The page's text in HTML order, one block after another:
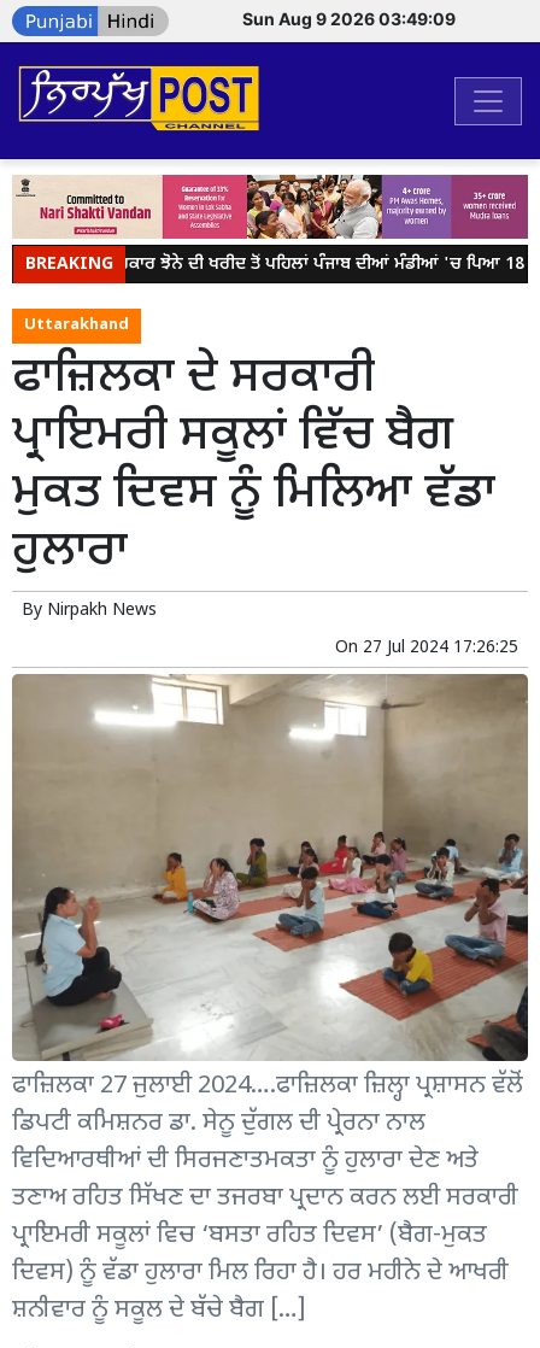
Sun Aug 9 2026 03:49:09
BREAKING
ਕੇਂਦਰ ਸਰਕਾਰ ਝੋਨੇ ਦੀ ਖਰੀਦ ਤੋਂ ਪਹਿਲਾਂ ਪੰਜਾਬ ਦੀਆਂ ਮੰਡੀਆਂ 'ਚ ਪਿਆ 18
Uttarakhand
ਫਾਜ਼ਿਲਕਾ ਦੇ ਸਰਕਾਰੀ
ਪ੍ਰਾਇਮਰੀ ਸਕੂਲਾਂ ਵਿੱਚ ਬੈਗ
ਮੁਕਤ ਦਿਵਸ ਨੂੰ ਮਿਲਿਆ ਵੱਡਾ
ਹੁਲਾਰਾ
By Nirpakh News
On 27 Jul 2024 17:26:25
ਫਾਜ਼ਿਲਕਾ 27 ਜੁਲਾਈ 2024….ਫਾਜ਼ਿਲਕਾ ਜ਼ਿਲ੍ਹਾ ਪ੍ਰਸ਼ਾਸਨ ਵੱਲੋਂ
ਡਿਪਟੀ ਕਮਿਸ਼ਨਰ ਡਾ. ਸੇਨੂ ਦੁੱਗਲ ਦੀ ਪ੍ਰੇਰਨਾ ਨਾਲ
ਵਿਦਿਆਰਥੀਆਂ ਦੀ ਸਿਰਜਣਾਤਮਕਤਾ ਨੂੰ ਹੁਲਾਰਾ ਦੇਣ ਅਤੇ
ਤਣਾਅ ਰਹਿਤ ਸਿੱਖਣ ਦਾ ਤਜਰਬਾ ਪ੍ਰਦਾਨ ਕਰਨ ਲਈ ਸਰਕਾਰੀ
ਪ੍ਰਾਇਮਰੀ ਸਕੂਲਾਂ ਵਿਚ ‘ਬਸਤਾ ਰਹਿਤ ਦਿਵਸ’ (ਬੈਗ-ਮੁਕਤ
ਦਿਵਸ) ਨੂੰ ਵੱਡਾ ਹੁਲਾਰਾ ਮਿਲ ਰਿਹਾ ਹੈ। ਹਰ ਮਹੀਨੇ ਦੇ ਆਖਰੀ
ਸ਼ਨੀਵਾਰ ਨੂੰ ਸਕੂਲ ਦੇ ਬੱਚੇ ਬੈਗ […]